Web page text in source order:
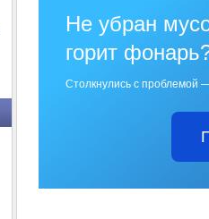
Не убран
горит
Столкнулись с проблемой